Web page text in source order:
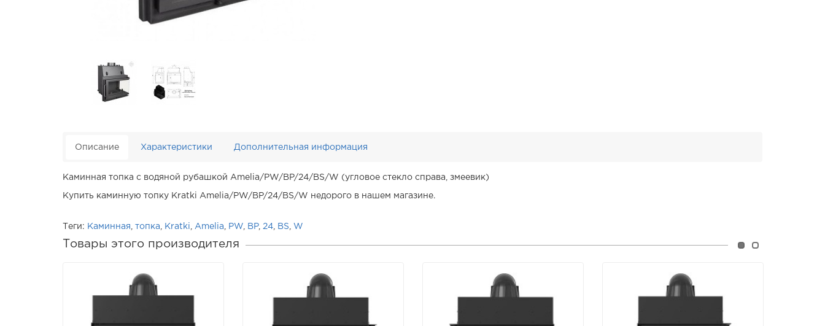
Описание Характеристики Дополнительная информация
Каминная топка с водяной рубашкой Amelia/PW/BP/24/BS/W (угловое стекло справа, змеевик)
Купить каминную топку Kratki Amelia/PW/BP/24/BS/W недорого в нашем магазине.
Теги: Каминная топка Kratki Amelia PW BP, 24 BS W
Товары этого производителя